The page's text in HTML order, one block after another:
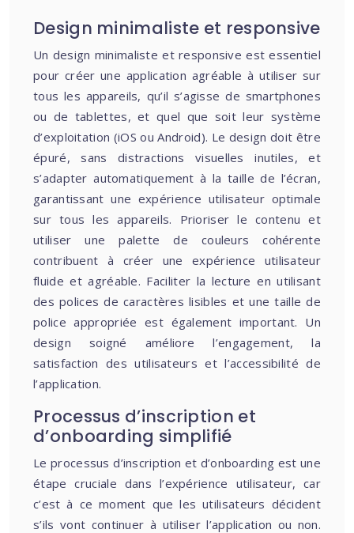
Design minimaliste et responsive
Un design minimaliste et responsive est essentiel
pour créer une application agréable à utiliser sur
tous les appareils, qu’il s’agisse de smartphones
ou de tablettes, et quel que soit leur système
d’exploitation (iOS ou Android). Le design doit être
épuré, sans distractions visuelles inutiles, et
s’adapter automatiquement à la taille de l’écran,
garantissant une expérience utilisateur optimale
sur tous les appareils. Prioriser le contenu et
utiliser une palette de couleurs cohérente
contribuent à créer une expérience utilisateur
fluide et agréable. Faciliter la lecture en utilisant
des polices de caractères lisibles et une taille de
police appropriée est également important. Un
design soigné améliore l’engagement, la
satisfaction des utilisateurs et l’accessibilité de
l’application.
Processus d’inscription et
d’onboarding simplifié
Le processus d’inscription et d’onboarding est une
étape cruciale dans l’expérience utilisateur, car
c’est à ce moment que les utilisateurs décident
s’ils vont continuer à utiliser l’application ou non.